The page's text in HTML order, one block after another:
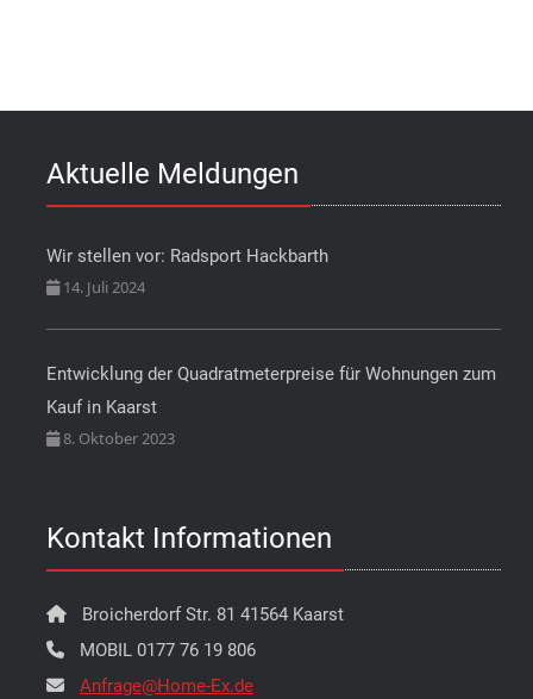
Aktuelle Meldungen
Wir stellen vor: Radsport Hackbarth
14. Juli 2024
Entwicklung der Quadratmeterpreise für Wohnungen zum
Kauf in Kaarst
8. Oktober 2023
Kontakt Informationen
Broicherdorf Str. 81 41564 Kaarst
MOBIL 0177 76 19 806
Anfrage@Home-Ex.de